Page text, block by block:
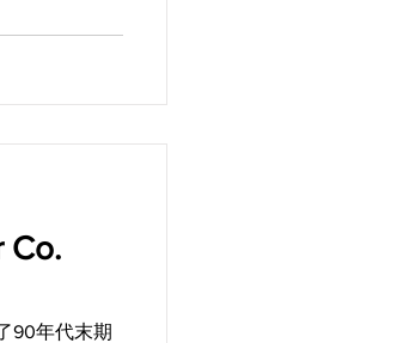
Co.
90年代末期